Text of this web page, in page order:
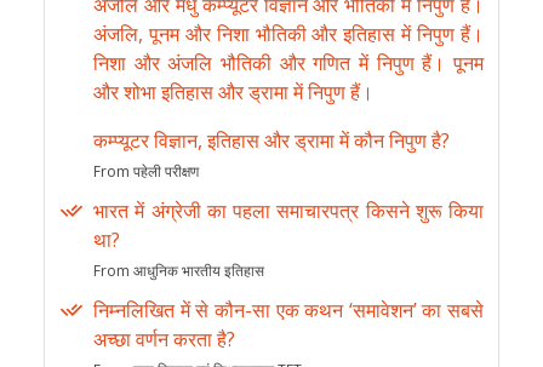
अंजलि, पूनम और निशा भौतिकी और इतिहास में निपुण हैं।
निशा और अंजलि भौतिकी और गणित में निपुण हैं। पूनम
और शोभा इतिहास और ड्रामा में निपुण हैं।
कम्प्यूटर विज्ञान, इतिहास और ड्रामा में कौन निपुण है?
From पहेली परीक्षण
भारत में अंग्रेजी का पहला समाचारपत्र किसने शुरू किया
था?
From आधुनिक भारतीय इतिहास
निम्नलिखित में से कौन-सा एक कथन ‘समावेशन’ का सबसे
अच्छा वर्णन करता है?